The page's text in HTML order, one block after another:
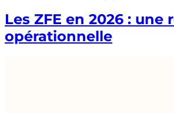
Les ZFE en 2026 : une
opérationnelle